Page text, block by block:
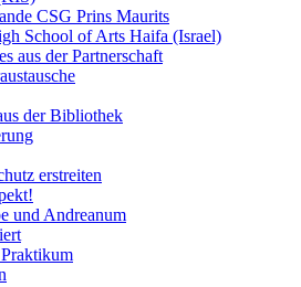
CSG Prins Maurits
School of Arts Haifa (Israel)
aus der Partnerschaft
der Bibliothek
erstreiten
und Andreanum